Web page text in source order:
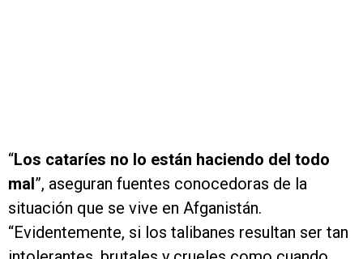
“Los cataríes no lo están haciendo del todo
mal”, aseguran fuentes conocedoras de la
situación que se vive en Afganistán.
“Evidentemente, si los talibanes resultan ser tan